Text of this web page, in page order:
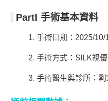
PartI 手術基本資料
1. 手術日期：2025/10/
2. 手術方式：SILK視
3. 手術醫生與診所：